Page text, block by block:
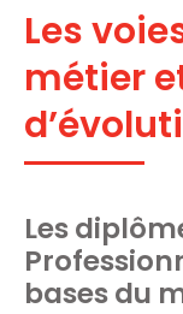
Les
métier
Les
bases du